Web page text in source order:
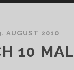
AUGUST 2010
10